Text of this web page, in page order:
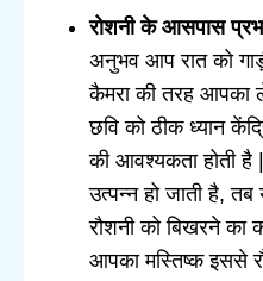
रोशनी के आसपास
अनुभव आप रात को
कैमरा की तरह आपका
छवि को ठीक ध्यान
की आवश्यकता होती है
उत्पन्न हो जाती है,
रौशनी को बिखरने
आपका मस्तिष्क इससे